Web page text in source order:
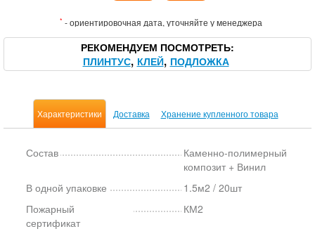
* - ориентировочная дата, уточняйте у менеджера
РЕКОМЕНДУЕМ ПОСМОТРЕТЬ
ПЛИНТУС КЛЕЙ ПОДЛОЖКА
Характеристики Доставка Хранение купленного товара
Состав
Каменно-полимерный
композит + Винил
В одной упаковке
1.5м2 / 20шт
Пожарный
сертификат
КМ2